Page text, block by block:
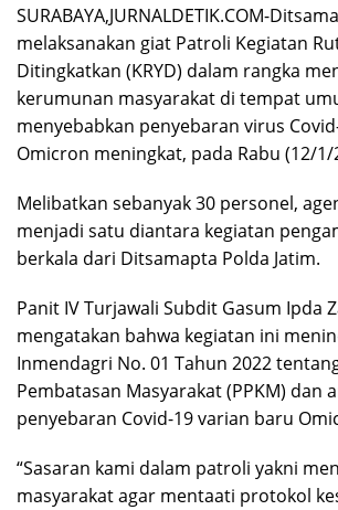
SURABAYA,JURNALDETIK.COM-
melaksanakan giat Patroli Kegiatan
Ditingkatkan (KRYD) dalam rangka
kerumunan masyarakat di tempat
menyebabkan penyebaran virus
Omicron meningkat, pada Rabu (12/1/
Melibatkan sebanyak 30 personel,
menjadi satu diantara kegiatan
berkala dari Ditsamapta Polda Jatim.
Panit IV Turjawali Subdit Gasum Ipda
mengatakan bahwa kegiatan ini
Inmendagri No. 01 Tahun 2022
Pembatasan Masyarakat (PPKM) dan
penyebaran Covid-19 varian baru
“Sasaran kami dalam patroli yakni
masyarakat agar mentaati protokol